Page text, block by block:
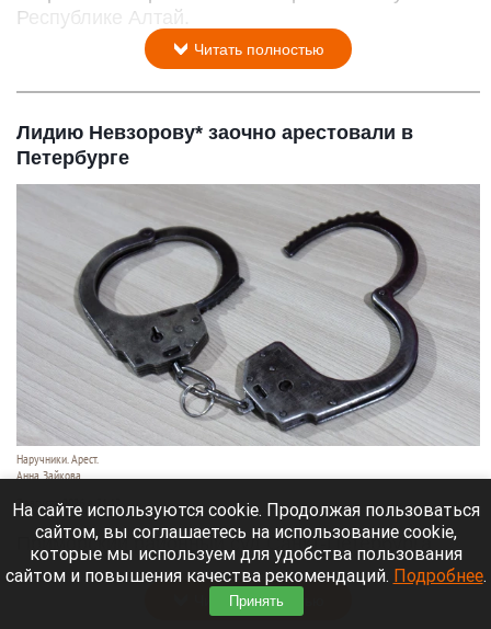
7 августа 2026 в 21:35
Актриса Екатерина Волкова провела отпуск в
Республике Алтай.
Читать полностью
Лидию Невзорову* заочно арестовали в
Петербурге
На сайте используются cookie. Продолжая пользоваться
сайтом, вы соглашаетесь на использование cookie,
которые мы используем для удобства пользования
сайтом и повышения качества рекомендаций. Подробнее.
Принять